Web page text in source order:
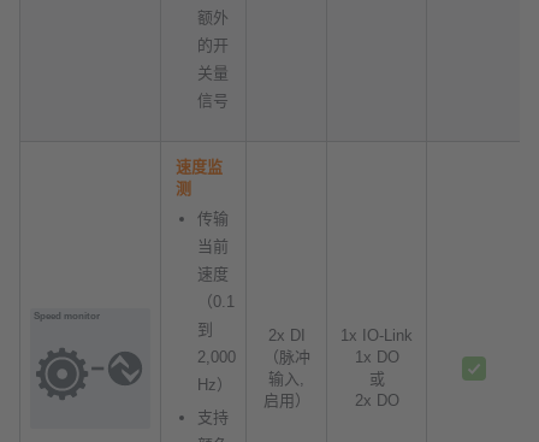
额外
的开
关量
信号
速度监
测
传输
当前
速度
（0.1
到
2,000
Hz）
支持
2x DI
（脉冲
输入,
启用）
1x IO-Link
1x DO
或
2x DO